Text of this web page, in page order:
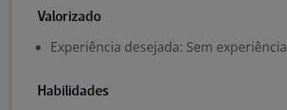
Valorizado
Experiência desejada: Sem experiência
Habilidades